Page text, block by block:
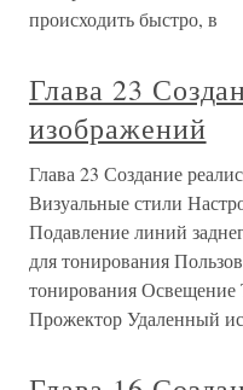
происходить быстро, в
Глава 23
изображений
Глава 23 Создание
Визуальные стили
Подавление линий
для тонирования
тонирования Освещение
Прожектор Удаленный